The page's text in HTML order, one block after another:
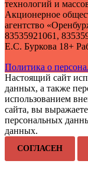
технологий и
Акционерное
агентство
83535921061,
Е.С. Буркова 18+
Политика о
Настоящий сайт
данных, а также
использованием
сайта, вы
персональных
данных.
СОГЛАСЕН